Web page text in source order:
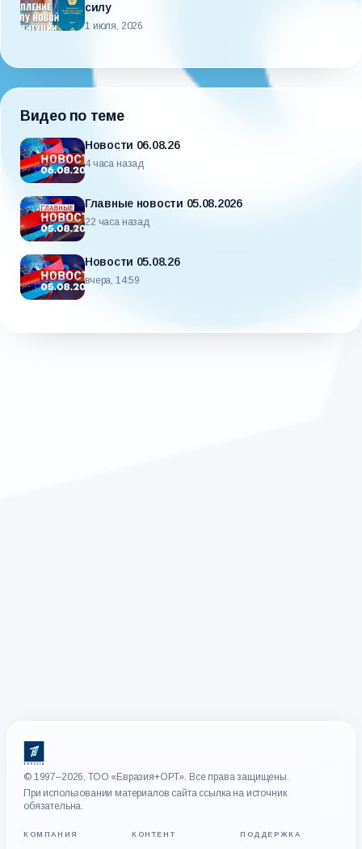
силу
1 июля, 2026
Видео по теме
Новости 06.08.26
4 часа назад
Главные новости 05.08.2026
22 часа назад
Новости 05.08.26
вчера, 14:59
© 1997–2026, ТОО «Евразия+ОРТ». Все права защищены.
При использовании материалов сайта ссылка на источник
обязательна.
КОМПАНИЯ КОНТЕНТ ПОДДЕРЖКА